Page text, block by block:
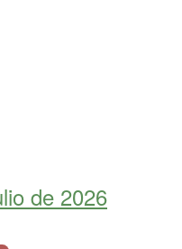
de 2026